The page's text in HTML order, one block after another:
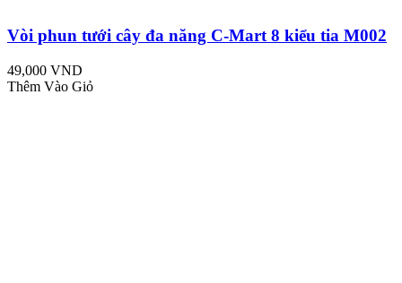
Vòi phun tưới cây đa năng C-Mart 8 kiểu tia M002
49,000 VND
Thêm Vào Giỏ